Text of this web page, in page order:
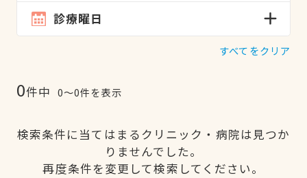
診療曜日
すべてをクリア
0件中 0〜0件を表示
検索条件に当てはまるクリニック・病院は見つか
りませんでした。
再度条件を変更して検索してください。